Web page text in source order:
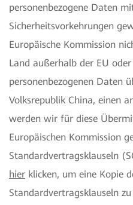
personenbezogene Daten
Sicherheitsvorkehrungen
Europäische Kommission
Land außerhalb der EU
personenbezogenen Daten
Volksrepublik China, einen
werden wir für diese
Europäischen Kommission
Standardvertragsklauseln
hier klicken, um eine Kopie
Standardvertragsklauseln